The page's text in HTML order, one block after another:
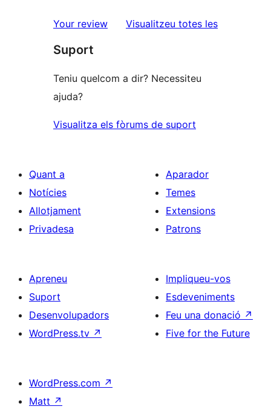
estrelles
de
estrelles
Your review Visualitzeu totes lesressenyes
Suport
Teniu quelcom a dir? Necessiteu
ajuda?
Visualitza els fòrums de suport
Quant a
Notícies
Allotjament
Privadesa
Aparador
Temes
Extensions
Patrons
Apreneu
Suport
Desenvolupadors
WordPress.tv ↗
Impliqueu-vos
Esdeveniments
Feu una donació ↗
Five for the Future
WordPress.com ↗
Matt ↗